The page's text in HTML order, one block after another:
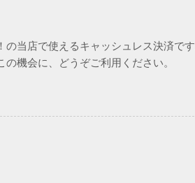
の当店で使えるキャッシュレス決済で
の機会に、どうぞご利用ください。